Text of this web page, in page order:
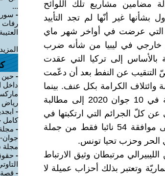
مضامين مشاريع ‏تلك اللوائح
غير أنّها لم ‏تجد التأييد
التي عرضت في ‏أواخر شهر ماي
خارجي ‏في ليبيا من شأنه ضرب
إلى تركيا التي ‏عقدت
التنقيب عن النفط بعد ‏أن دعّمت
وائتلاف الكرامة ‏بكل عنف. بينما
دعت ‏اللائحة المقدمة من طرف ‏ائتلاف الكرامة في 10 ‏جوان 2020 إلى مطالبة
‏عن كلّ الجرائم التي ‏ارتكبتها في
حقّ الشعب ‏التونسي زمن الاحتلال ولم ‏تحز على موافقة 54 نائبا ‏فقط من جملة
الحر وحزب تحيا ‏تونس.‏
مرتبطان وثيق ‏الارتباط
وتعتبر بذلك ‏أحزاب عميلة لا
...
-
رفات
- حين
داخل
رياض
-
كامل
-
مجلة
-
- قصة